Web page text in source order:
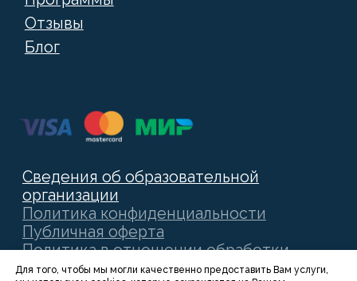
Для того, чтобы мы могли качественно предоставить Вам услуги,